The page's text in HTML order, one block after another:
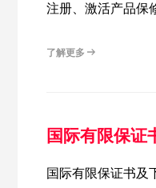
注册、激活产品保
了解更多
国际有限保证
国际有限保证书及